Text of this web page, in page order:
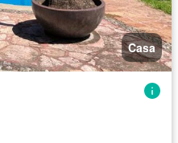
Casa